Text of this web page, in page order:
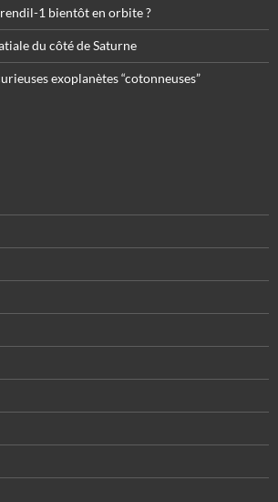
1 bientôt en orbite ?
du côté de Saturne
exoplanètes “cotonneuses”